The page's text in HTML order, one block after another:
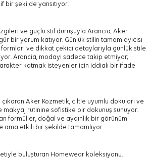
bir şekilde yansıtıyor.
ve güçlü stil duruşuyla Arancia, Aker
bir yorum katıyor. Günlük stilin tamamlayıcısı
ve dikkat çekici detaylarıyla günlük stile
Arancia, modayı sadece takip etmiyor;
katmak isteyenler için iddialı bir ifade
Aker Kozmetik, ciltle uyumlu dokuları ve
rutinine sofistike bir dokunuş sunuyor.
formüller, doğal ve aydınlık bir görünüm
ama etkili bir şekilde tamamlıyor.
buluşturan Homewear koleksiyonu,